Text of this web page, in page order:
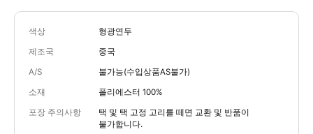
색상 형광연두
제조국 중국
A/S 불가능(수입상품AS불가)
소재 폴리에스터 100%
포장 주의사항
택 및 택 고정 고리를 떼면 교환 및 반품이
불가합니다.